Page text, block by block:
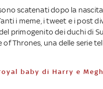
scatenati dopo la
i meme, i tweet e i post
primogenito dei duchi di
of Thrones, una delle serie
baby di Harry e